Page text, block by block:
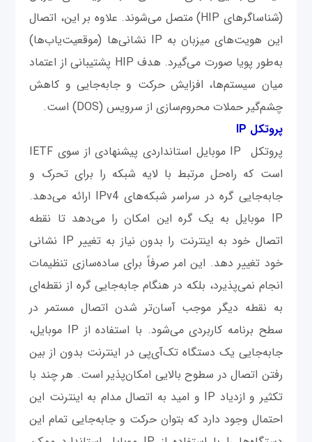
(شناساگرهای HIP) متصل می‌شوند. علاوه بر این، اتصال
این هویت‌های میزبان به IP نشانی‌ها (موقعیت‌یاب‌ها)
به‌طور پویا صورت می‌گیرد. هدف HIP پشتیبانی از اعتماد
میان سیستم‌ها، افزایش حرکت و جابه‌جایی و کاهش
چشم‌گیر حملات محروم‌سازی از سرویس (DOS) است.
پروتکل IP
پروتکل IP موبایل استانداردی پیشنهادی از سوی IETF
است که راه‌حل مرتبط با لایه شبکه‌ را برای تحرک و
جابه‌جایی گره در سراسر شبکه‌های IPv4 ارائه می‌دهد.
IP موبایل به یک گره این امکان را می‌دهد تا نقطه
اتصال خود به اینترنت را بدون نیاز به تغییر IP نشانی
خود تغییر دهد. این امر صرفاً برای ساده‌سازی تنظیمات
انجام نمی‌پذیرد، بلکه در هنگام جابه‌جایی گره از نقطه‌ای
به نقطه دیگر موجب آسان‌تر شدن اتصال مستمر در
سطح برنامه کاربردی می‌شود. با استفاده از IP موبایل،
جابه‌جایی یک دستگاه تک‌آی‌پی در اینترنت بدون از بین
رفتن اتصال در سطوح بالایی امکان‌پذیر است. هر چند با
تکثیر و ازدیاد IP و امید به اتصال مدام به اینترنت این
احتمال وجود دارد که بتوان حرکت و جابه‌جایی تمام این